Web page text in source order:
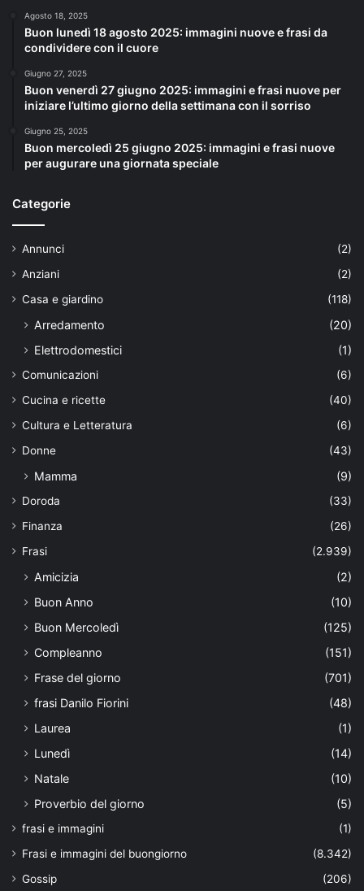
Agosto 18, 2025
Buon lunedì 18 agosto 2025: immagini nuove e frasi da
condividere con il cuore
Giugno 27, 2025
Buon venerdì 27 giugno 2025: immagini e frasi nuove per
iniziare l’ultimo giorno della settimana con il sorriso
Giugno 25, 2025
Buon mercoledì 25 giugno 2025: immagini e frasi nuove
per augurare una giornata speciale
Categorie
Annunci
(2)
Anziani
(2)
Casa e giardino
(118)
Arredamento
(20)
Elettrodomestici
(1)
Comunicazioni
(6)
Cucina e ricette
(40)
Cultura e Letteratura
(6)
Donne
(43)
Mamma (9)
Doroda
(33)
Finanza
(26)
Frasi
(2.939)
Amicizia
(2)
Buon Anno
(10)
Buon Mercoledì
(125)
Compleanno
(151)
Frase del giorno
(701)
frasi Danilo Fiorini
(48)
Laurea
(1)
Lunedì
(14)
Natale
(10)
Proverbio del giorno
(5)
frasi e immagini
(1)
Frasi e immagini del buongiorno
(8.342)
Gossip
(206)